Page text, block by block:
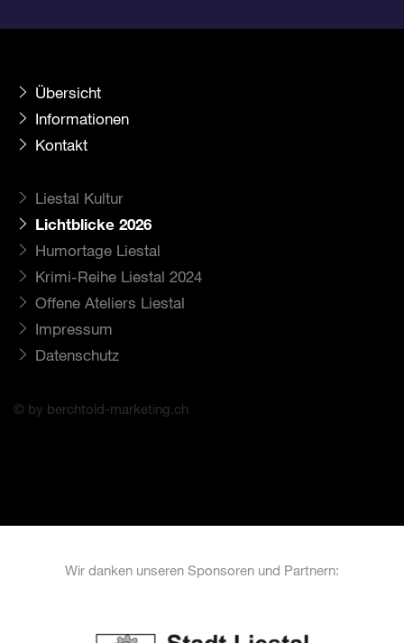
Übersicht
Informationen
Kontakt
Liestal Kultur
Lichtblicke 2026
Humortage Liestal
Krimi-Reihe Liestal 2024
Offene Ateliers Liestal
Impressum
Datenschutz
© by berchtold-marketing.ch
Wir danken unseren Sponsoren und Partnern: